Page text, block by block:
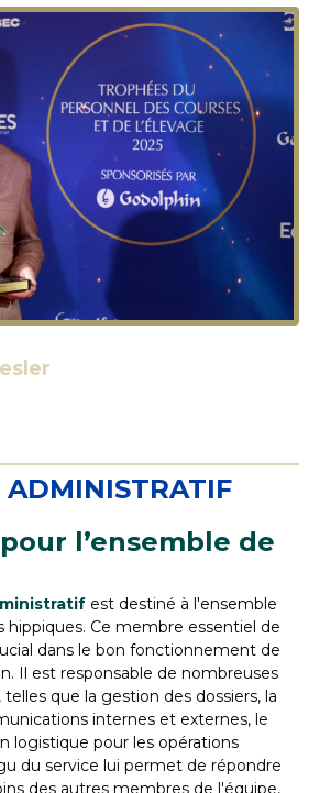
ADMINISTRATIF
l’ensemble de
est destiné à l'ensemble
hippiques. Ce membre essentiel de
dans le bon fonctionnement de
Il est responsable de nombreuses
que la gestion des dossiers, la
internes et externes, le
logistique pour les opérations
du service lui permet de répondre
des autres membres de l'équipe,